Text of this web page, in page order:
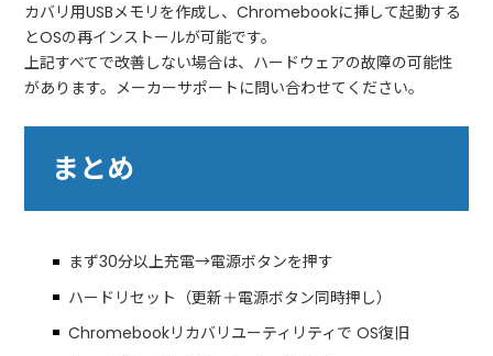
カバリ用USBメモリを作成し、Chromebookに挿して起動する
とOSの再インストールが可能です。
上記すべてで改善しない場合は、ハードウェアの故障の可能性
があります。メーカーサポートに問い合わせてください。
まとめ
まず30分以上充電→電源ボタンを押す
ハードリセット（更新＋電源ボタン同時押し）
Chromebookリカバリユーティリティで OS復旧